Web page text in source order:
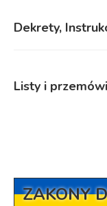
Dekrety,
Listy i
ZAKONY